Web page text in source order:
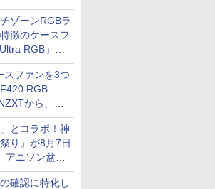
ゾーンRGBラ
徴のケースフ
RGB」が
スファンを3つ
RGB
から、単
とコラボ！神
り」が8月7日
アニソン盆踊
などもあり
確認に特化し